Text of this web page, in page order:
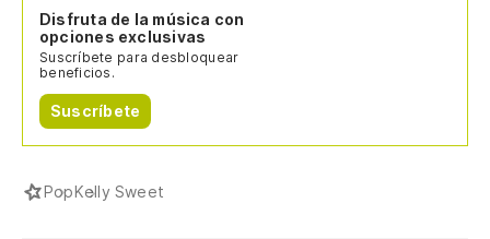
Disfruta de la música con
opciones exclusivas
Suscríbete para desbloquear
beneficios.
Suscríbete
PopKelly Sweet